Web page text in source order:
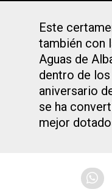
Este
también con
Aguas de
dentro de
aniversario
se ha
mejor